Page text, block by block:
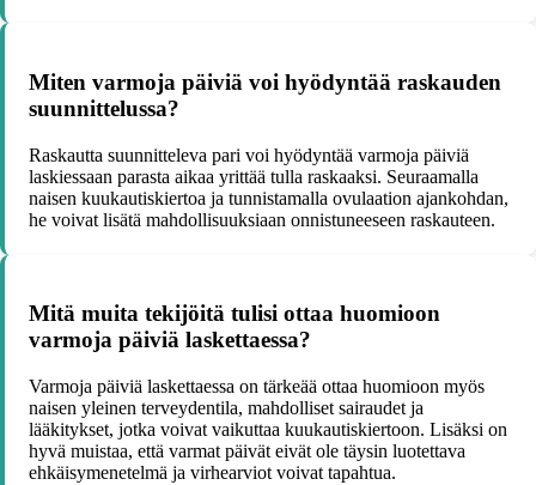
Miten varmoja päiviä voi hyödyntää raskauden
suunnittelussa?
Raskautta suunnitteleva pari voi hyödyntää varmoja päiviä
laskiessaan parasta aikaa yrittää tulla raskaaksi. Seuraamalla
naisen kuukautiskiertoa ja tunnistamalla ovulaation ajankohdan,
he voivat lisätä mahdollisuuksiaan onnistuneeseen raskauteen.
Mitä muita tekijöitä tulisi ottaa huomioon
varmoja päiviä laskettaessa?
Varmoja päiviä laskettaessa on tärkeää ottaa huomioon myös
naisen yleinen terveydentila, mahdolliset sairaudet ja
lääkitykset, jotka voivat vaikuttaa kuukautiskiertoon. Lisäksi on
hyvä muistaa, että varmat päivät eivät ole täysin luotettava
ehkäisymenetelmä ja virhearviot voivat tapahtua.